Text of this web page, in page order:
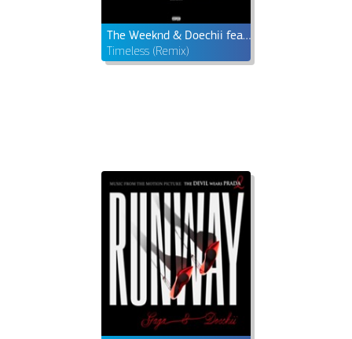
The Weeknd & Doechii feat. Playboi Carti
Timeless (Remix)